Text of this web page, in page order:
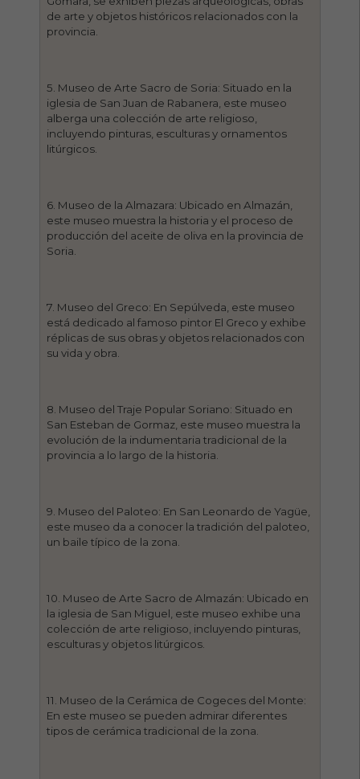
de arte y objetos históricos relacionados con la
provincia.
5. Museo de Arte Sacro de Soria: Situado en la
iglesia de San Juan de Rabanera, este museo
alberga una colección de arte religioso,
incluyendo pinturas, esculturas y ornamentos
litúrgicos.
6. Museo de la Almazara: Ubicado en Almazán,
este museo muestra la historia y el proceso de
producción del aceite de oliva en la provincia de
Soria.
7. Museo del Greco: En Sepúlveda, este museo
está dedicado al famoso pintor El Greco y exhibe
réplicas de sus obras y objetos relacionados con
su vida y obra.
8. Museo del Traje Popular Soriano: Situado en
San Esteban de Gormaz, este museo muestra la
evolución de la indumentaria tradicional de la
provincia a lo largo de la historia.
9. Museo del Paloteo: En San Leonardo de Yagüe,
este museo da a conocer la tradición del paloteo,
un baile típico de la zona.
10. Museo de Arte Sacro de Almazán: Ubicado en
la iglesia de San Miguel, este museo exhibe una
colección de arte religioso, incluyendo pinturas,
esculturas y objetos litúrgicos.
11. Museo de la Cerámica de Cogeces del Monte:
En este museo se pueden admirar diferentes
tipos de cerámica tradicional de la zona.